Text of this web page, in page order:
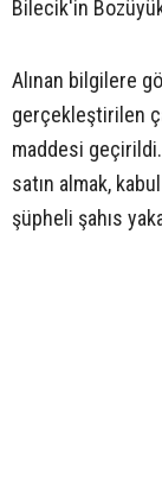
Bilecik'in
Alınan bilgilere
gerçekleştirilen
maddesi
satın almak,
şüpheli şahıs